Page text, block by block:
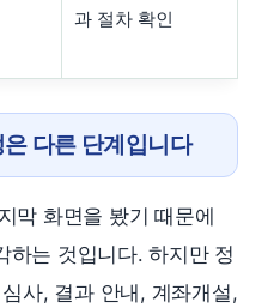
과 절차 확인
다른 단계입니다
막 화면을 봤기 때문에
하는 것입니다. 하지만 정
사, 결과 안내, 계좌개설,